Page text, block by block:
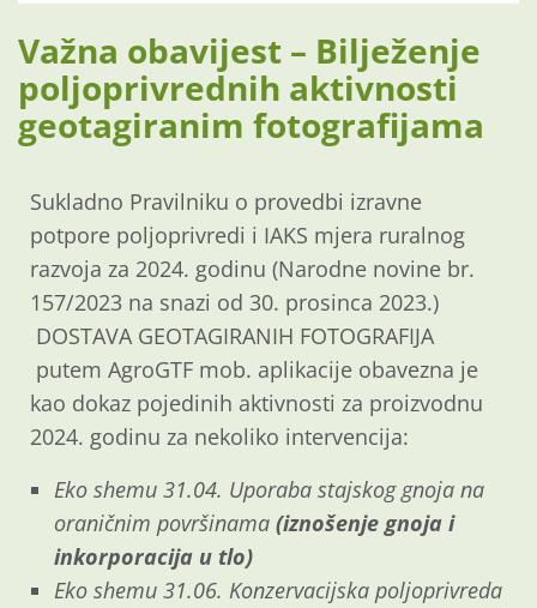
Važna obavijest – Bilježenje
poljoprivrednih aktivnosti
geotagiranim fotografijama
Sukladno Pravilniku o provedbi izravne
potpore poljoprivredi i IAKS mjera ruralnog
razvoja za 2024. godinu (Narodne novine br.
157/2023 na snazi od 30. prosinca 2023.)
DOSTAVA GEOTAGIRANIH FOTOGRAFIJA
putem AgroGTF mob. aplikacije obavezna je
kao dokaz pojedinih aktivnosti za proizvodnu
2024. godinu za nekoliko intervencija:
Eko shemu 31.04. Uporaba stajskog gnoja na
oraničnim površinama (iznošenje gnoja i
inkorporacija u tlo)
Eko shemu 31.06. Konzervacijska poljoprivreda